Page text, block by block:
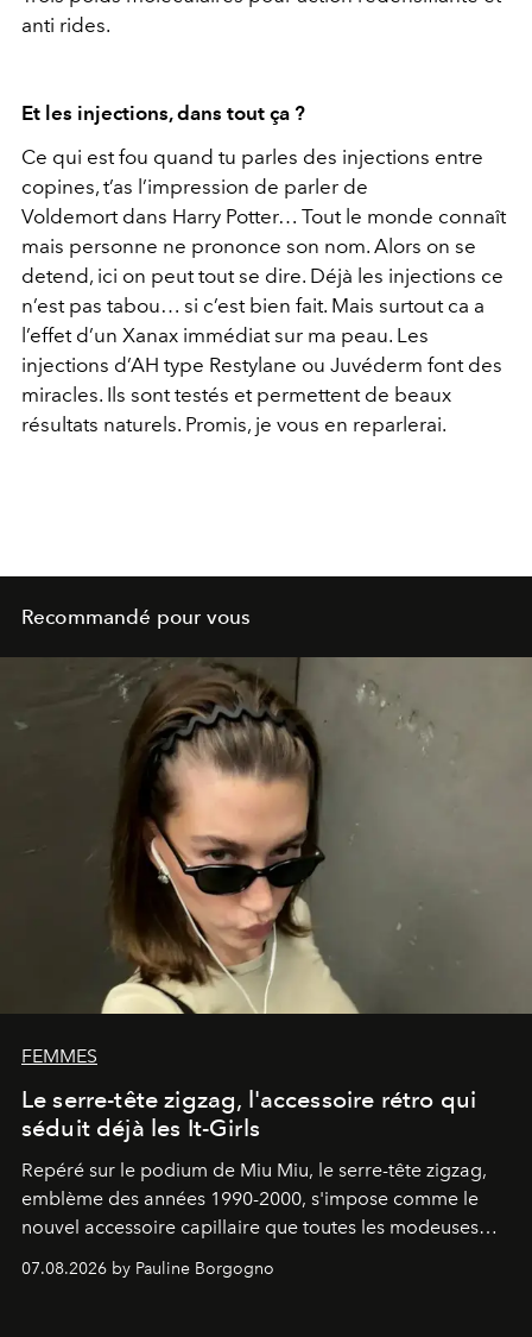
anti rides.
Et les injections, dans tout ça ?
Ce qui est fou quand tu parles des injections entre
copines, t’as l’impression de parler de
Voldemort dans Harry Potter… Tout le monde connaît
mais personne ne prononce son nom. Alors on se
detend, ici on peut tout se dire. Déjà les injections ce
n’est pas tabou… si c’est bien fait. Mais surtout ca a
l’effet d’un Xanax immédiat sur ma peau. Les
injections d’AH type Restylane ou Juvéderm font des
miracles. Ils sont testés et permettent de beaux
résultats naturels. Promis, je vous en reparlerai.
Recommandé pour vous
FEMMES
Le serre-tête zigzag, l'accessoire rétro qui
séduit déjà les It-Girls
Repéré sur le podium de Miu Miu, le serre-tête zigzag,
emblème des années 1990-2000, s'impose comme le
nouvel accessoire capillaire que toutes les modeuses
s'arrachent déjà.
07.08.2026 by Pauline Borgogno